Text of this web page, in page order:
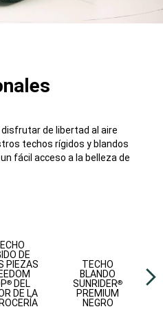
de libertad al aire
techos rígidos y blandos
fácil acceso a la belleza de
DE
PIEZAS
® DEL
DE LA
TECHO
BLANDO
SUNRIDER®
PREMIUM
NEGRO